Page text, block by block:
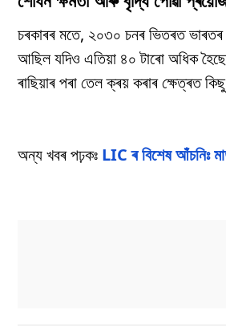
চৰকাৰৰ মতে, ২০৩০ চনৰ ভিতৰত ভাৰতৰ
আছিল যদিও এতিয়া ৪০ টাৰো অধিক
ৰাছিয়াৰ পৰা তেল ক্ৰয় কৰাৰ ক্ষেত্ৰত
অন্য খবৰ পঢ়কঃ LIC ৰ বিশেষ আঁচনিঃ